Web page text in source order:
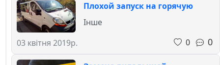
Плохой запуск на горячую
03 квітня 2019р.
Інше
0
0